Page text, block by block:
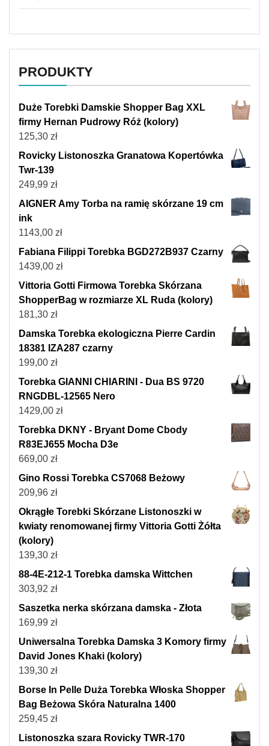
PRODUKTY
Duże Torebki Damskie Shopper Bag XXL
firmy Hernan Pudrowy Róż (kolory)
125,30 zł
Rovicky Listonoszka Granatowa Kopertówka
Twr-139
249,99 zł
AIGNER Amy Torba na ramię skórzane 19 cm
ink
1143,00 zł
Fabiana Filippi Torebka BGD272B937 Czarny
1439,00 zł
Vittoria Gotti Firmowa Torebka Skórzana
ShopperBag w rozmiarze XL Ruda (kolory)
181,30 zł
Damska Torebka ekologiczna Pierre Cardin
18381 IZA287 czarny
199,00 zł
Torebka GIANNI CHIARINI - Dua BS 9720
RNGDBL-12565 Nero
1429,00 zł
Torebka DKNY - Bryant Dome Cbody
R83EJ655 Mocha D3e
669,00 zł
Gino Rossi Torebka CS7068 Beżowy
209,96 zł
Okrągłe Torebki Skórzane Listonoszki w
kwiaty renomowanej firmy Vittoria Gotti Żółta
(kolory)
139,30 zł
88-4E-212-1 Torebka damska Wittchen
303,92 zł
Saszetka nerka skórzana damska - Złota
169,99 zł
Uniwersalna Torebka Damska 3 Komory firmy
David Jones Khaki (kolory)
139,30 zł
Borse In Pelle Duża Torebka Włoska Shopper
Bag Beżowa Skóra Naturalna 1400
259,45 zł
Listonoszka szara Rovicky TWR-170